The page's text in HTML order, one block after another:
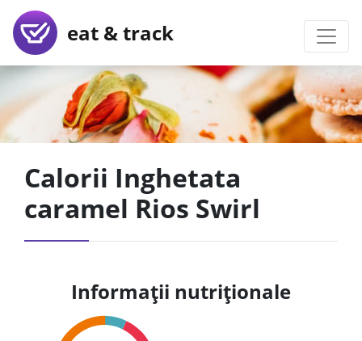
eat & track
Calorii Inghetata
caramel Rios Swirl
Informații nutriționale